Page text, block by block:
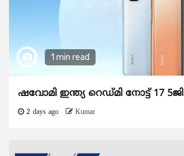
1 min read
ഷവോമി ഇന്ത്യ റെഡ്മി നോട്ട് 17 5ജി
2 days ago Kumar